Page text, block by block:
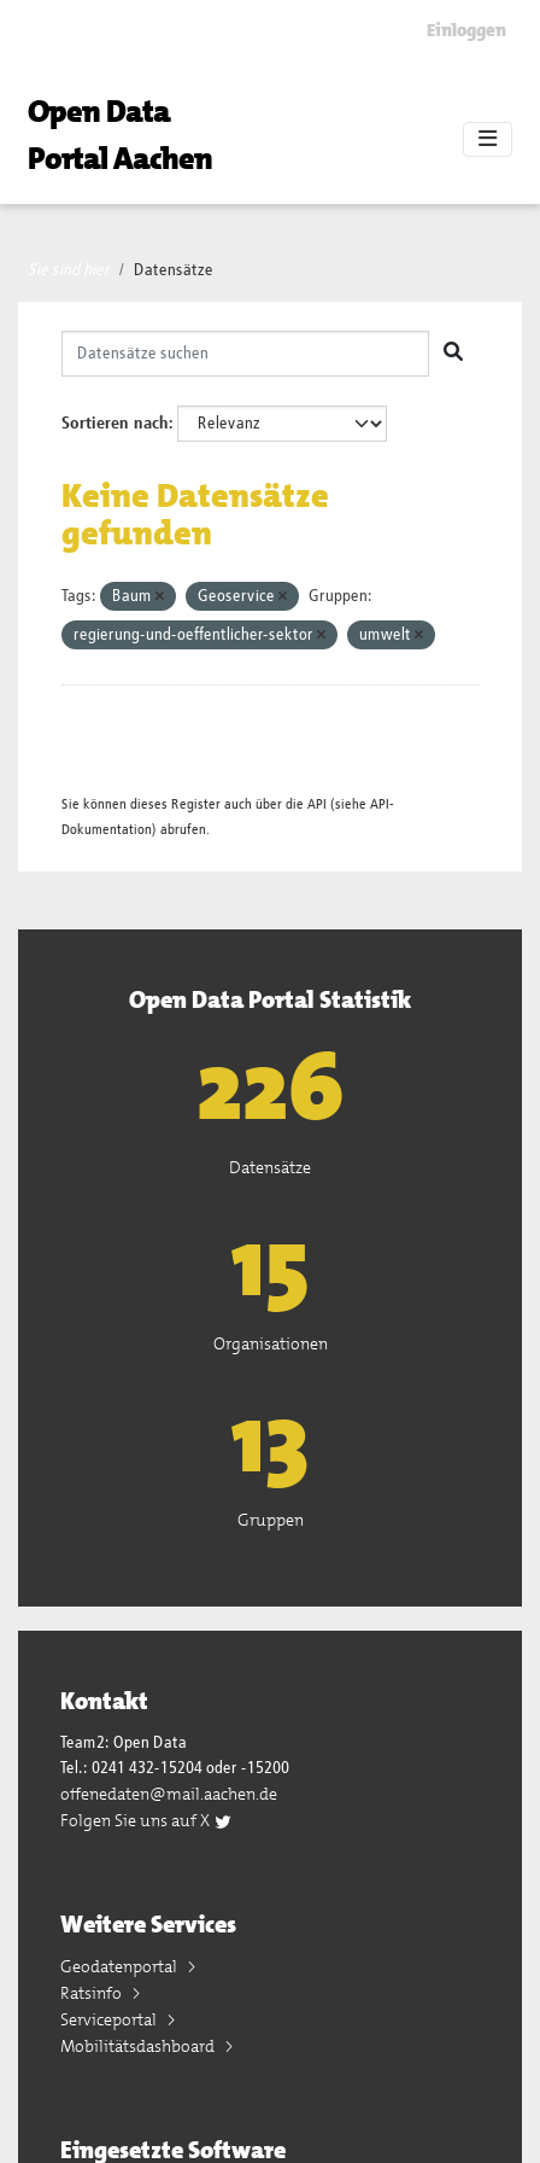
Einloggen
Open Data
Portal Aachen
Datensätze
Sortieren nach
Keine Datensätze
gefunden
Tags: Baum Geoservice Gruppen:
regierung-und-oeffentlicher-sektor umwelt
Sie können dieses Register auch über die API (siehe API-
Dokumentation) abrufen.
Open Data Portal Statistik
227
Datensätze
15
Organisationen
13
Gruppen
Kontakt
Team2: Open Data
Tel.: 0241 432-15204 oder -15200
offenedaten@mail.aachen.de
Folgen Sie uns auf X
Weitere Services
Geodatenportal
Ratsinfo
Serviceportal
Mobilitätsdashboard
Eingesetzte Software